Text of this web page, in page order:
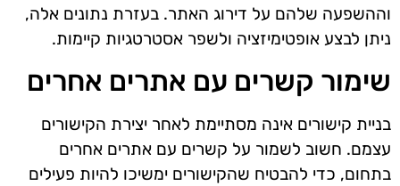
וההשפעה שלהם על דירוג האתר. בעזרת נתונים אלה,
ניתן לבצע אופטימיזציה ולשפר אסטרטגיות קיימות.
שימור קשרים עם אתרים אחרים
בניית קישורים אינה מסתיימת לאחר יצירת הקישורים
עצמם. חשוב לשמור על קשרים עם אתרים אחרים
בתחום, כדי להבטיח שהקישורים ימשיכו להיות פעילים